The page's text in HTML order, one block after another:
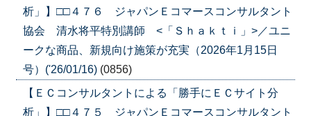
析」】□□４７６ ジャパンＥコマースコンサルタント
協会 清水将平特別講師 <「Ｓｈａｋｔｉ」>／ユニ
ークな商品、新規向け施策が充実（2026年1月15日
号）('26/01/16) (0856)
【ＥＣコンサルタントによる「勝手にＥＣサイト分
析」】□□４７５ ジャパンＥコマースコンサルタント